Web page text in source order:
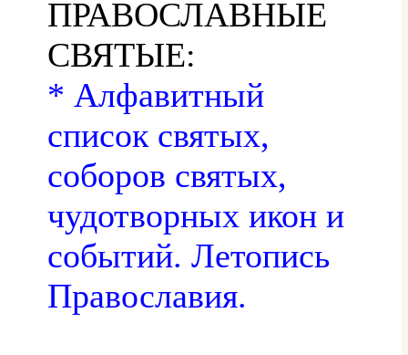
ПРАВОСЛАВНЫЕ
СВЯТЫЕ:
* Алфавитный
список святых,
соборов святых,
чудотворных икон и
событий. Летопись
Православия.